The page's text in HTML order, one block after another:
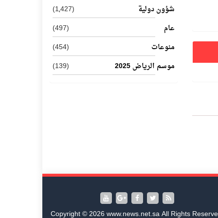
شؤون دولية
(1٬427)
عام
(497)
منوعات
(454)
موسم الرياض 2025
(139)
Copyright © 2026 www.news.net.sa All Rights